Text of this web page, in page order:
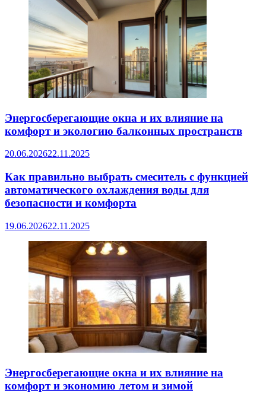
Энергосберегающие окна и их влияние на
комфорт и экологию балконных пространств
20.06.202622.11.2025
Как правильно выбрать смеситель с функцией
автоматического охлаждения воды для
безопасности и комфорта
19.06.202622.11.2025
Энергосберегающие окна и их влияние на
комфорт и экономию летом и зимой